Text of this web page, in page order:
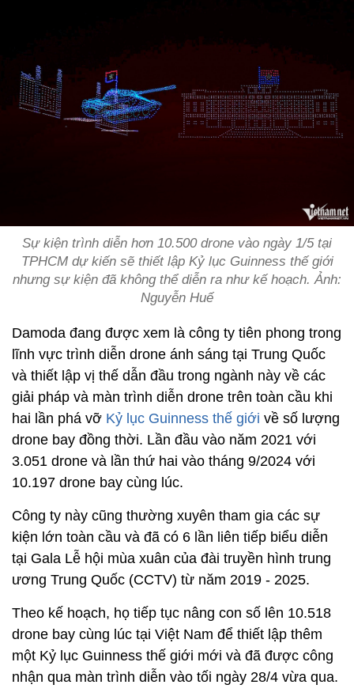
Sự kiện trình diễn hơn 10.500 drone vào ngày 1/5 tại
TPHCM dự kiến sẽ thiết lập Kỷ lục Guinness thế giới
nhưng sự kiện đã không thể diễn ra như kế hoạch. Ảnh:
Nguyễn Huế
Damoda đang được xem là công ty tiên phong trong
lĩnh vực trình diễn drone ánh sáng tại Trung Quốc
và thiết lập vị thế dẫn đầu trong ngành này về các
giải pháp và màn trình diễn drone trên toàn cầu khi
hai lần phá vỡ Kỷ lục Guinness thế giới về số lượng
drone bay đồng thời. Lần đầu vào năm 2021 với
3.051 drone và lần thứ hai vào tháng 9/2024 với
10.197 drone bay cùng lúc.
Công ty này cũng thường xuyên tham gia các sự
kiện lớn toàn cầu và đã có 6 lần liên tiếp biểu diễn
tại Gala Lễ hội mùa xuân của đài truyền hình trung
ương Trung Quốc (CCTV) từ năm 2019 - 2025.
Theo kế hoạch, họ tiếp tục nâng con số lên 10.518
drone bay cùng lúc tại Việt Nam để thiết lập thêm
một Kỷ lục Guinness thế giới mới và đã được công
nhận qua màn trình diễn vào tối ngày 28/4 vừa qua.